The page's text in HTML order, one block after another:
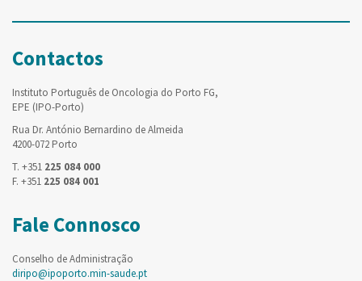
Contactos
Instituto Português de Oncologia do Porto FG,
EPE (IPO-Porto)
Rua Dr. António Bernardino de Almeida
4200-072 Porto
T. +351 225 084 000
F. +351 225 084 001
Fale Connosco
Conselho de Administração
diripo@ipoporto.min-saude.pt